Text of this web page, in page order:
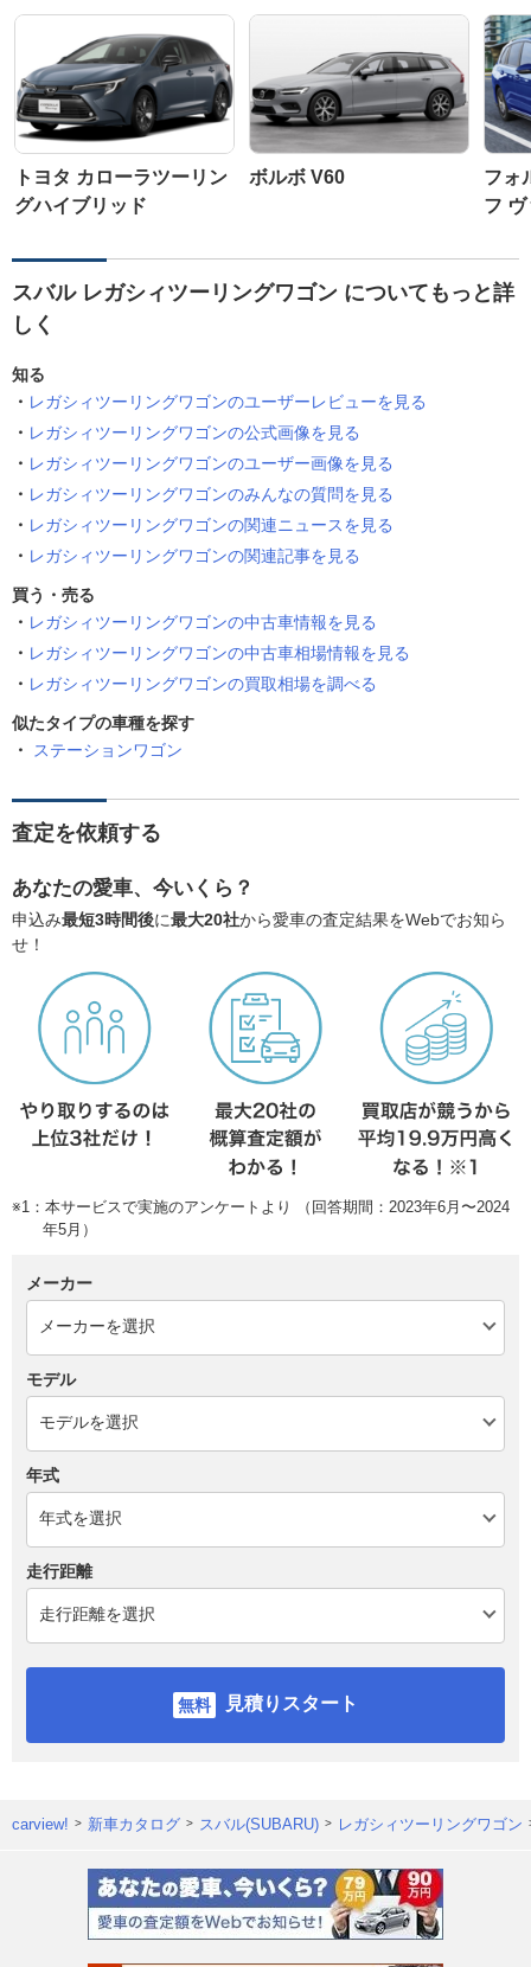
トヨタ カローラツーリン
グハイブリッド
ボルボ V60
フォ
フ
スバル レガシィツーリングワゴン についてもっと詳
しく
知る
レガシィツーリングワゴンのユーザーレビューを見る
レガシィツーリングワゴンの公式画像を見る
レガシィツーリングワゴンのユーザー画像を見る
レガシィツーリングワゴンのみんなの質問を見る
レガシィツーリングワゴンの関連ニュースを見る
レガシィツーリングワゴンの関連記事を見る
買う・売る
レガシィツーリングワゴンの中古車情報を見る
レガシィツーリングワゴンの中古車相場情報を見る
レガシィツーリングワゴンの買取相場を調べる
似たタイプの車種を探す
ステーションワゴン
査定を依頼する
あなたの愛車、今いくら？
申込み最短3時間後に最大20社から愛車の査定結果をWebでお知ら
せ！
※1：本サービスで実施のアンケートより （回答期間：2023年6月〜2024
年5月）
メーカー
モデル
年式
走行距離
見積りスタート
carview! 新車カタログ スバル(SUBARU) レガシィツーリングワゴン